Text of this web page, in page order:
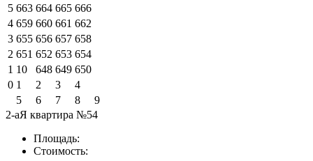
5 663 664 665 666
4 659 660 661 662
3 655 656 657 658
2 651 652 653 654
1 10 648 649 650
0 1 2 3
4
5
6 7 8
9
2-аЯ квартира №54
Площадь:
Стоимость: